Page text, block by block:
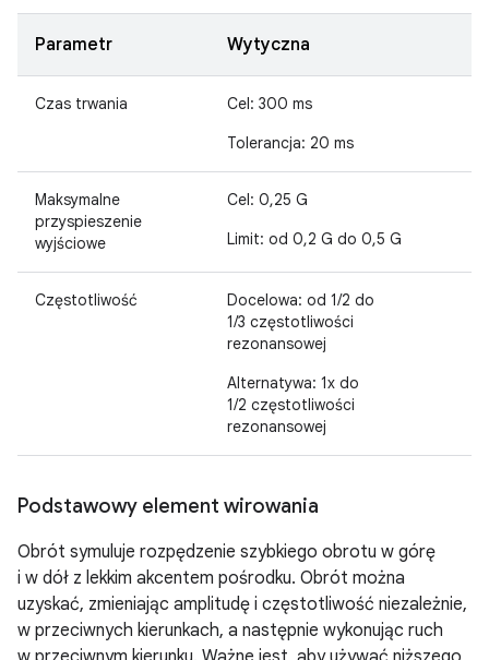
Parametr Wytyczna
Czas trwania
Cel: 300 ms
Tolerancja: 20 ms
Maksymalne
przyspieszenie
wyjściowe
Cel: 0,25 G
Limit: od 0,2 G do 0,5 G
Częstotliwość
Docelowa: od 1/2 do
1/3 częstotliwości
rezonansowej
Alternatywa: 1x do
1/2 częstotliwości
rezonansowej
Podstawowy element wirowania
Obrót symuluje rozpędzenie szybkiego obrotu w górę
i w dół z lekkim akcentem pośrodku. Obrót można
uzyskać, zmieniając amplitudę i częstotliwość niezależnie,
w przeciwnych kierunkach, a następnie wykonując ruch